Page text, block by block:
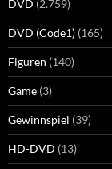
DVD (2.759)
DVD (Code1) (165)
Figuren (140)
Game (3)
Gewinnspiel (39)
HD-DVD (13)